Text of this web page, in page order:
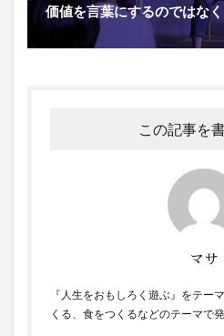
価値を言葉にするのではな
この記事を
マサ
『人生をおもしろく遊ぶ』をテー
くる、食をつくるなどのテーマで